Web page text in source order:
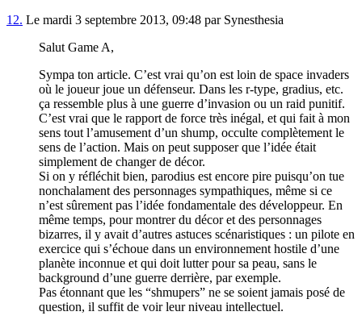
12. Le mardi 3 septembre 2013, 09:48 par Synesthesia
Salut Game A,
Sympa ton article. C’est vrai qu’on est loin de space invaders
où le joueur joue un défenseur. Dans les r-type, gradius, etc.
ça ressemble plus à une guerre d’invasion ou un raid punitif.
C’est vrai que le rapport de force très inégal, et qui fait à mon
sens tout l’amusement d’un shump, occulte complètement le
sens de l’action. Mais on peut supposer que l’idée était
simplement de changer de décor.
Si on y réfléchit bien, parodius est encore pire puisqu’on tue
nonchalament des personnages sympathiques, même si ce
n’est sûrement pas l’idée fondamentale des développeur. En
même temps, pour montrer du décor et des personnages
bizarres, il y avait d’autres astuces scénaristiques : un pilote en
exercice qui s’échoue dans un environnement hostile d’une
planète inconnue et qui doit lutter pour sa peau, sans le
background d’une guerre derrière, par exemple.
Pas étonnant que les “shmupers” ne se soient jamais posé de
question, il suffit de voir leur niveau intellectuel.